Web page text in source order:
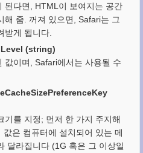
된다면, HTML이 보여지는 공간
해 줌. 꺼져 있으면, Safari는 그
받게 됩니다.
(string)
값이며, Safari에서는 사용될 수
기를 지정; 먼저 한 가지 주지해
값은 컴퓨터에 설치되어 있는 메
달라집니다 (1G 혹은 그 이상일